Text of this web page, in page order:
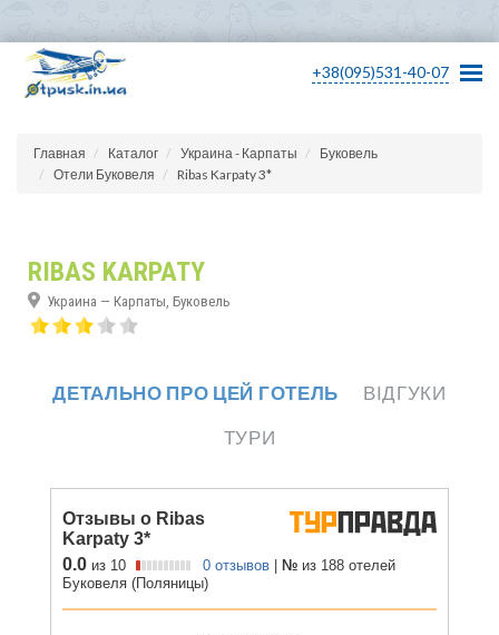
+38(095)531-40-07
Главная Каталог Украина - Карпаты
Буковель
Отели Буковеля
Ribas Karpaty 3*
RIBAS KARPATY
Украина — Карпаты, Буковель
ДЕТАЛЬНО ПРО ЦЕЙ ГОТЕЛЬ
ВІДГУКИ
ТУРИ